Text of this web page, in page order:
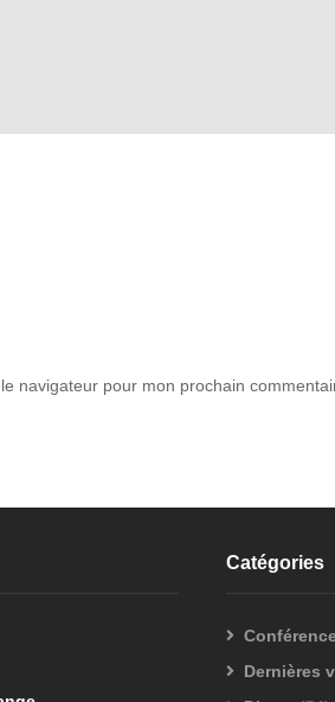
navigateur pour mon prochain
Catégories
Dernières